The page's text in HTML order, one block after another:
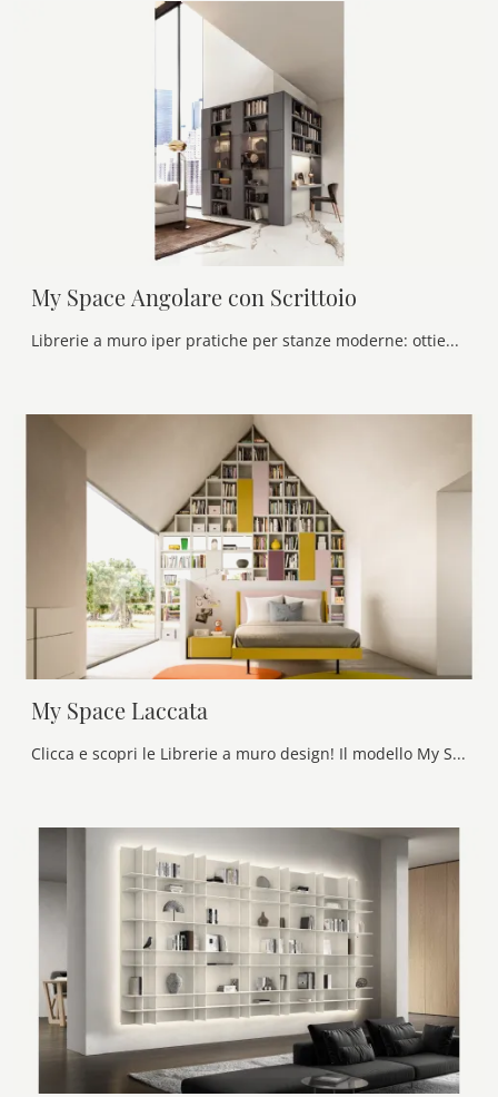
My Space Angolare con Scrittoio
Librerie a muro iper pratiche per stanze moderne: ottieni informazioni sul modello My Space Angolare con Scrittoio del marchio Alf Da Frè!
My Space Laccata
Clicca e scopri le Librerie a muro design! Il modello My Space Laccata Alf Da Frè saprà ultimare un living pratico e dinamico.